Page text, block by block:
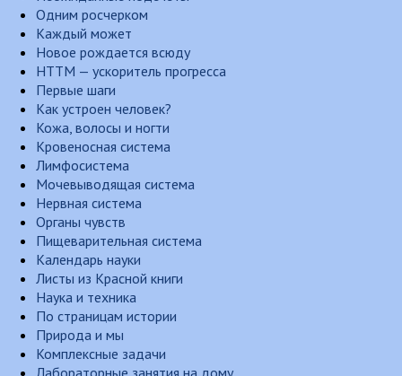
Одним росчерком
Каждый может
Новое рождается всюду
НТТМ — ускоритель прогресса
Первые шаги
Как устроен человек?
Кожа, волосы и ногти
Кровеносная система
Лимфосистема
Мочевыводящая система
Нервная система
Органы чувств
Пищеварительная система
Календарь науки
Листы из Красной книги
Наука и техника
По страницам истории
Природа и мы
Комплексные задачи
Лабораторные занятия на дому